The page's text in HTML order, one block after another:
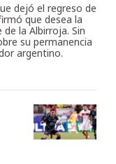
dejó el regreso de
que desea la
la Albirroja. Sin
su permanencia
argentino.